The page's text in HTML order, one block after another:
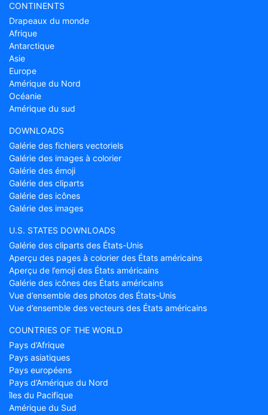
CONTINENTS
Drapeaux du monde
Afrique
Antarctique
Asie
Europe
Amérique du Nord
Océanie
Amérique du sud
DOWNLOADS
Galérie des fichiers vectoriels
Galérie des images à colorier
Galérie des émoji
Galérie des cliparts
Galérie des icônes
Galérie des images
U.S. STATES DOWNLOADS
Galérie des cliparts des États-Unis
Aperçu des pages à colorier des États américains
Aperçu de l’emoji des États américains
Galérie des icônes des États américains
Vue d’ensemble des photos des États-Unis
Vue d’ensemble des vecteurs des États américains
COUNTRIES OF THE WORLD
Pays d’Afrique
Pays asiatiques
Pays européens
Pays d’Amérique du Nord
îles du Pacifique
Amérique du Sud